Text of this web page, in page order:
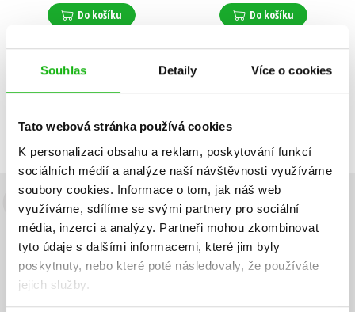
Souhlas Detaily Více o cookies
Tato webová stránka používá cookies
K personalizaci obsahu a reklam, poskytování funkcí
sociálních médií a analýze naší návštěvnosti využíváme
soubory cookies. Informace o tom, jak náš web
využíváme, sdílíme se svými partnery pro sociální
média, inzerci a analýzy. Partneři mohou zkombinovat
tyto údaje s dalšími informacemi, které jim byly
poskytnuty, nebo které poté následovaly, že používáte
jejich služby.
Do košíku Do košíku
Předchozí 1 Další
Budete to vědět jako první!
Zajímá Vás, jaký knižní hit právě vychází, na jaké zboží je výhodná
sleva, jaká běží soutěž o ceny? Přihlášením k odběru našich e-
mailových novineksouhlasíte se zpracováním osobních údajů.
Vaše e-
Vaše e-